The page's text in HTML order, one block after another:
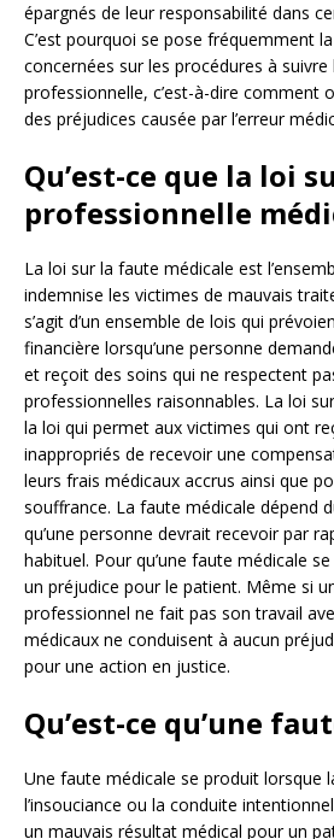
épargnés de leur responsabilité dans
C’est pourquoi se pose fréquemment
concernées sur les procédures à suivre
professionnelle, c’est-à-dire comment
des préjudices causée par l’erreur
Qu’est-ce que la loi
professionnelle
La loi sur la faute médicale est
indemnise les victimes de mauvais
s’agit d’un ensemble de lois qui
financière lorsqu’une personne
et reçoit des soins qui ne respectent
professionnelles raisonnables. La loi
la loi qui permet aux victimes qui ont
inappropriés de recevoir une
leurs frais médicaux accrus ainsi que
souffrance. La faute médicale dépend
qu’une personne devrait recevoir par
habituel. Pour qu’une faute médicale
un préjudice pour le patient. Même si
professionnel ne fait pas son travail
médicaux ne conduisent à aucun
pour une action en justice.
Qu’est-ce qu’une
Une faute médicale se produit lorsque
l’insouciance ou la conduite
un mauvais résultat médical pour un